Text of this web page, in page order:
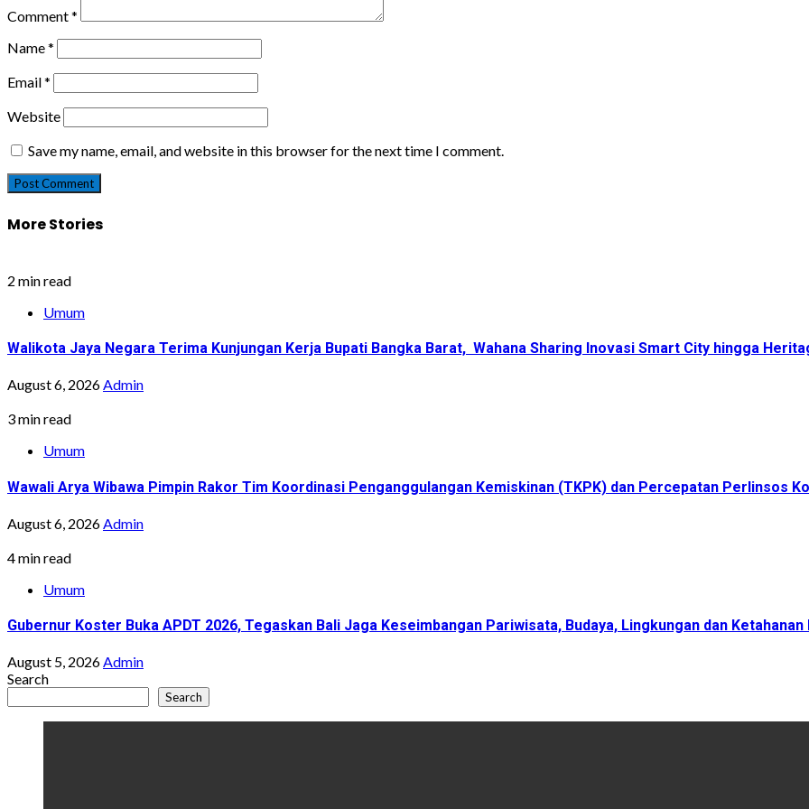
Comment*
Name*
Email*
Website
Save my name, email, and website in this browser for the next time I comment.
More Stories
2 min read
Umum
Walikota Jaya Negara Terima Kunjungan Kerja Bupati Bangka Barat, Wahana Sharing Inovasi Smart City hingga
August 6, 2026Admin
3 min read
Umum
Wawali Arya Wibawa Pimpin Rakor Tim Koordinasi Penganggulangan Kemiskinan (TKPK) dan Percepatan Perlinsos
August 6, 2026Admin
4 min read
Umum
Gubernur Koster Buka APDT 2026, Tegaskan Bali Jaga Keseimbangan Pariwisata, Budaya, Lingkungan dan Ketahanan
August 5, 2026Admin
Search
Search